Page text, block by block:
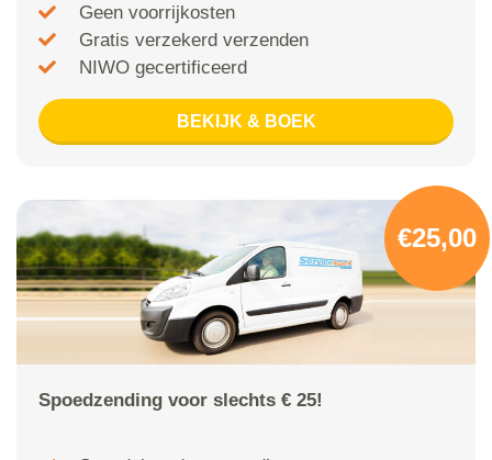
Geen voorrijkosten
Gratis verzekerd verzenden
NIWO gecertificeerd
BEKIJK & BOEK
€25,00
Spoedzending voor slechts € 25!